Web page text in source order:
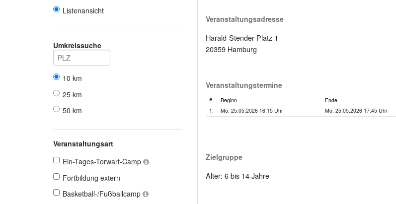
Listenansicht
Umkreissuche
10 km
25 km
50 km
Veranstaltungsart
Ein-Tages-Torwart-Camp
Fortbildung extern
Basketball-/Fußballcamp
Veranstaltungsadresse
Harald-Stender-Platz 1
20359 Hamburg
Veranstaltungstermine
# Beginn
Ende
1.
Mo. 25.05.2026 16:15 Uhr Mo. 25.05.2026 17:45 Uhr
Zielgruppe
Alter: 6 bis 14 Jahre